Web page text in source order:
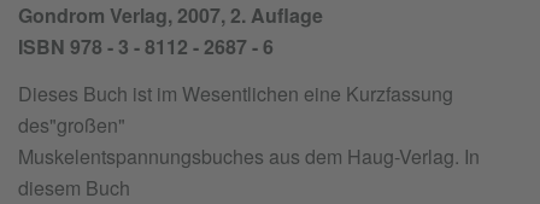
Gondrom Verlag, 2007, 2. Auflage
ISBN 978 - 3 - 8112 - 2687 - 6
Dieses Buch ist im Wesentlichen eine Kurzfassung
des"großen"
Muskelentspannungsbuches aus dem Haug-Verlag. In
diesem Buch